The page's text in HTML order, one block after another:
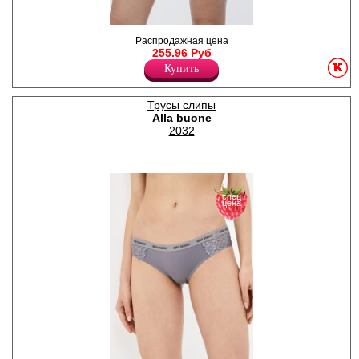
Слипы женские, с
декоративной окантовкой по
поясу и ножке.
Лайкра 8%
Хлопок 92%
Распродажная цена
255.96 Руб
Купить
Трусы слипы
Alla buone
2032
спец
цена